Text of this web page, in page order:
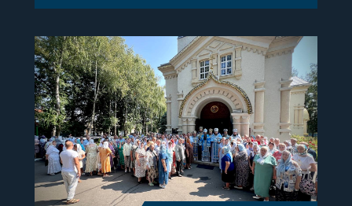
побажавши йому міцного здоров’я, Божої
допомоги, миру, духовної радості та
благословенних успіхів у подальшому
архіпастирському служінні. […]